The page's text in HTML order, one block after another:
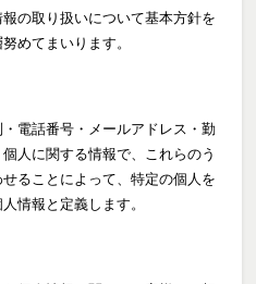
の取り扱いについて基本方針を
めてまいります。
電話番号・メールアドレス・勤
人に関する情報で、これらのう
ることによって、特定の個人を
情報と定義します。